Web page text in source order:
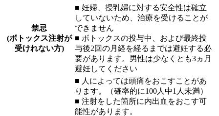
禁忌
(ボトックス注射が
受けれない方)
■ 妊婦、授乳婦に対する安全性は確立
していないため、治療を受けることが
できません
■ ボトックスの投与中、および最終投
与後2回の月経を経るまでは避妊する必
要があります。男性は少なくとも3ヵ月
避妊してください
■ 人によっては頭痛をおこすことがあ
ります。（確率的に100人中1人未満）
■ 注射をした箇所に内出血をおこす可
能性があります。